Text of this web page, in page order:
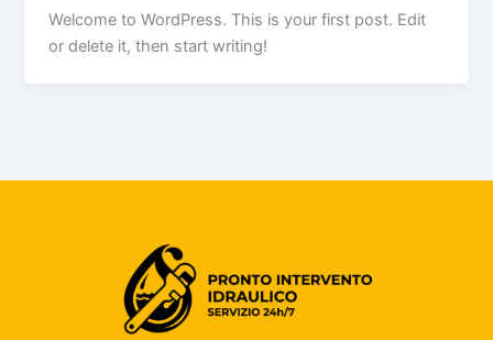
Welcome to WordPress. This is your first post. Edit
or delete it, then start writing!